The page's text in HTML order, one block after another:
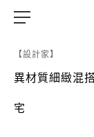
【設計家】
異材質細緻混
宅